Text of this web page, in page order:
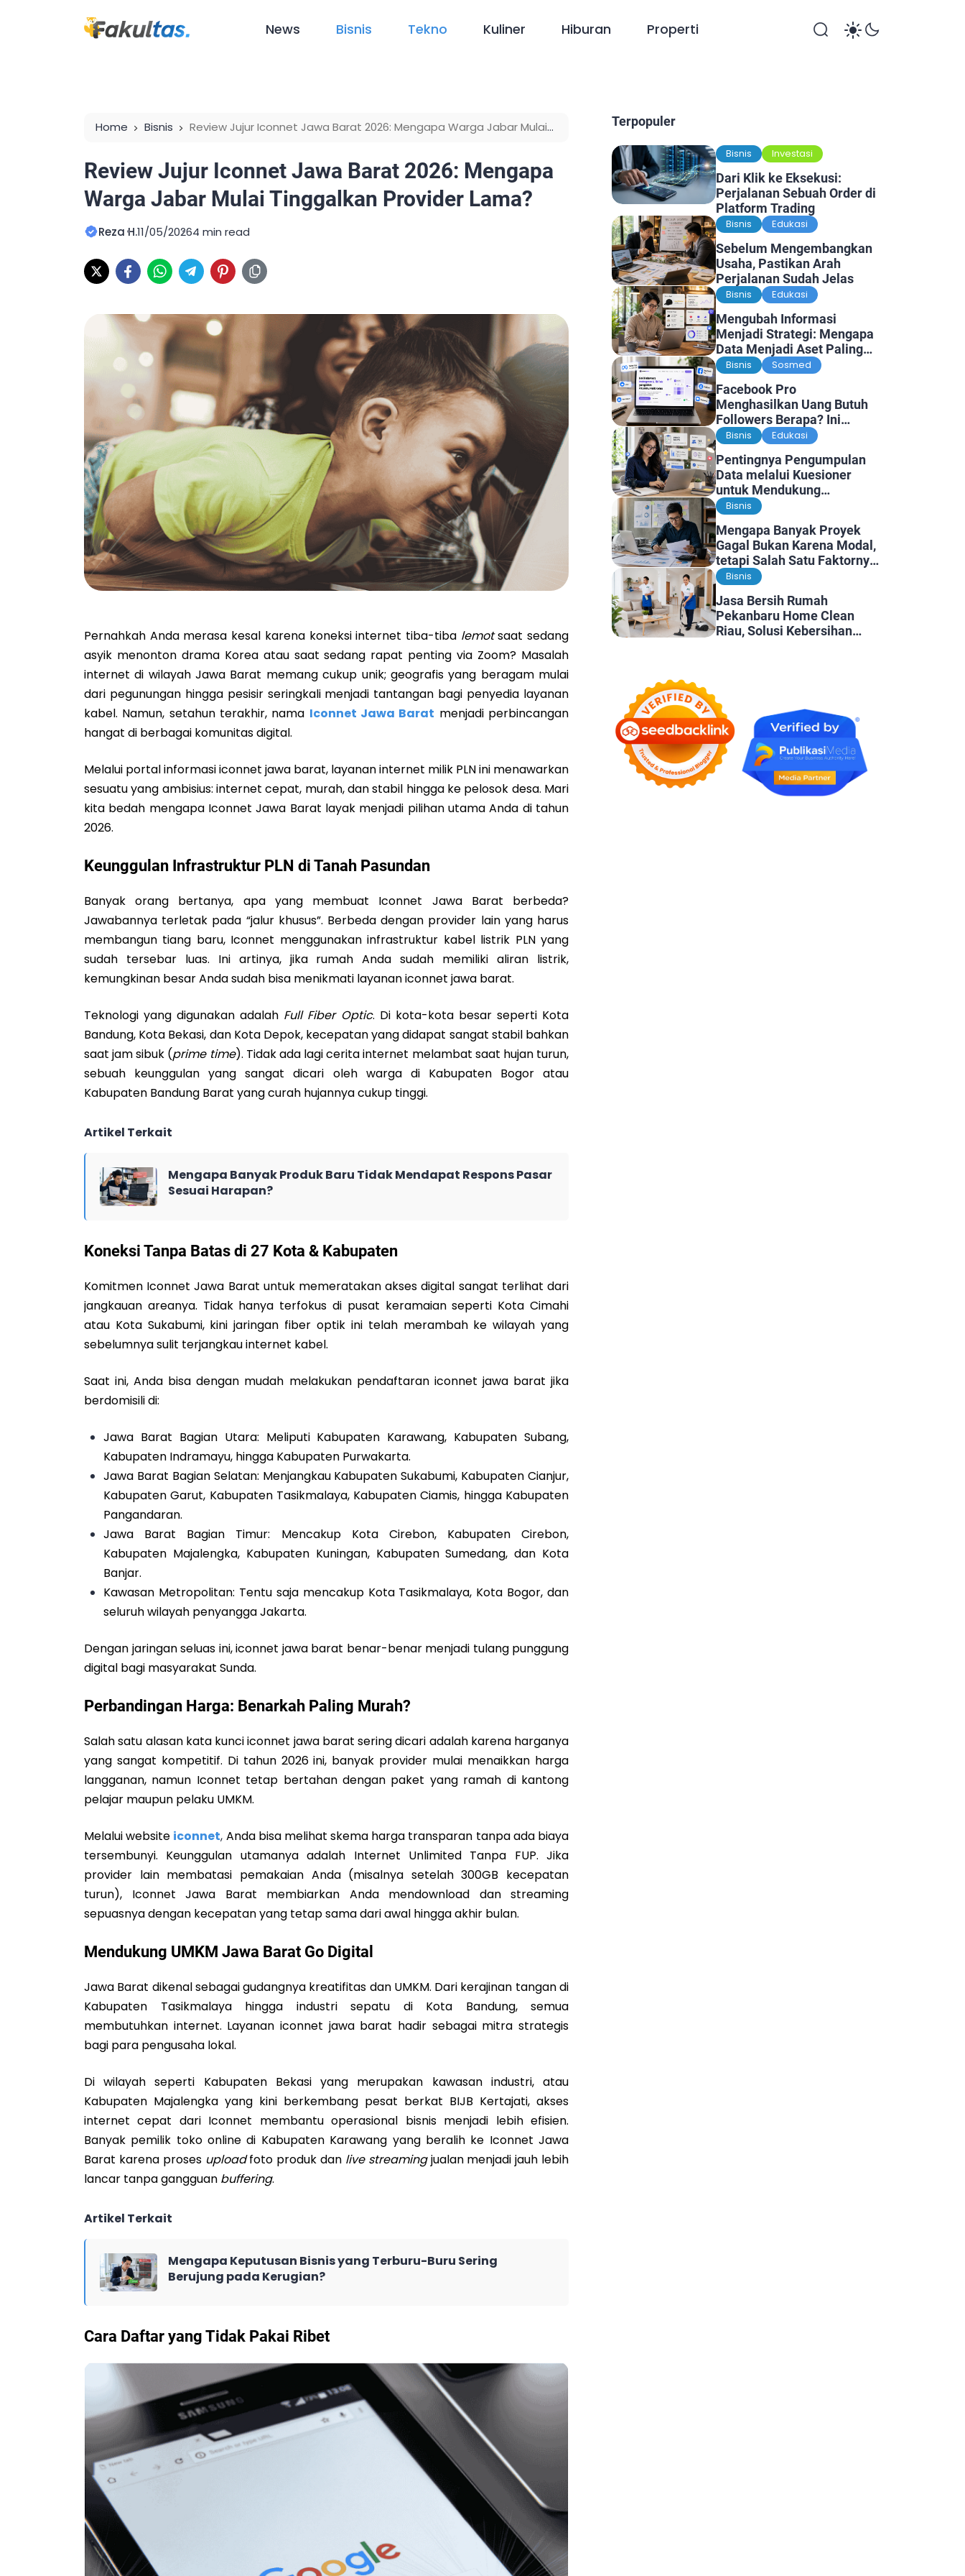
News Bisnis Tekno Kuliner Hiburan Properti
Home Bisnis
Review Jujur Iconnet Jawa Barat 2026: Mengapa Warga Jabar Mulai
Review Jujur Iconnet Jawa Barat 2026: Mengapa
Warga Jabar Mulai Tinggalkan Provider Lama?
Reza H.11/05/20264 min read
Pernahkah Anda merasa kesal karena koneksi internet tiba-tiba lemotsaat sedang
asyik menonton drama Korea atau saat sedang rapat penting via Zoom? Masalah
internet di wilayah Jawa Barat memang cukup unik; geografis yang beragam mulai
dari pegunungan hingga pesisir seringkali menjadi tantangan bagi penyedia layanan
kabel. Namun, setahun terakhir, nama Iconnet Jawa Barat menjadi perbincangan
hangat di berbagai komunitas digital.
Melalui portal informasiiconnet jawa barat, layanan internet milik PLN ini menawarkan
sesuatu yang ambisius: internet cepat, murah, dan stabil hingga ke pelosok desa. Mari
kita bedah mengapa Iconnet Jawa Barat layak menjadi pilihan utama Anda di tahun
2026.
Keunggulan Infrastruktur PLN di Tanah Pasundan
Banyak orang bertanya, apa yang membuat Iconnet Jawa Barat berbeda?
Jawabannya terletak pada “jalur khusus”. Berbeda dengan provider lain yang harus
membangun tiang baru, Iconnet menggunakan infrastruktur kabel listrik PLN yang
sudah tersebar luas. Ini artinya, jika rumah Anda sudah memiliki aliran listrik,
kemungkinan besar Anda sudah bisa menikmati layanan iconnet jawa barat.
Teknologi yang digunakan adalah Full Fiber Optic. Di kota-kota besar seperti Kota
Bandung, Kota Bekasi, dan Kota Depok, kecepatan yang didapat sangat stabil bahkan
saat jam sibuk (prime time). Tidak ada lagi cerita internet melambat saat hujan turun,
sebuah keunggulan yang sangat dicari oleh warga di Kabupaten Bogor atau
Kabupaten Bandung Barat yang curah hujannya cukup tinggi.
Artikel Terkait
Mengapa Banyak Produk Baru Tidak Mendapat Respons Pasar
Sesuai Harapan?
Koneksi Tanpa Batas di 27 Kota & Kabupaten
Komitmen Iconnet Jawa Barat untuk memeratakan akses digital sangat terlihat dari
jangkauan areanya. Tidak hanya terfokus di pusat keramaian seperti Kota Cimahi
atau Kota Sukabumi, kini jaringan fiber optik ini telah merambah ke wilayah yang
sebelumnya sulit terjangkau internet kabel.
Saat ini, Anda bisa dengan mudah melakukan pendaftaran iconnet jawa barat jika
berdomisili di:
Jawa Barat Bagian Utara: Meliputi Kabupaten Karawang, Kabupaten Subang,
Kabupaten Indramayu, hingga Kabupaten Purwakarta.
Jawa Barat Bagian Selatan: Menjangkau Kabupaten Sukabumi, Kabupaten Cianjur,
Kabupaten Garut, Kabupaten Tasikmalaya, Kabupaten Ciamis, hingga Kabupaten
Pangandaran.
Jawa Barat Bagian Timur: Mencakup Kota Cirebon, Kabupaten Cirebon,
Kabupaten Majalengka, Kabupaten Kuningan, Kabupaten Sumedang, dan Kota
Banjar.
Kawasan Metropolitan: Tentu saja mencakup Kota Tasikmalaya, Kota Bogor, dan
seluruh wilayah penyangga Jakarta.
Dengan jaringan seluas ini, iconnet jawa barat benar-benar menjadi tulang punggung
digital bagi masyarakat Sunda.
Perbandingan Harga: Benarkah Paling Murah?
Salah satu alasan kata kunci iconnet jawa barat sering dicari adalah karena harganya
yang sangat kompetitif. Di tahun 2026 ini, banyak provider mulai menaikkan harga
langganan, namun Iconnet tetap bertahan dengan paket yang ramah di kantong
pelajar maupun pelaku UMKM.
Melalui website iconnet, Anda bisa melihat skema harga transparan tanpa ada biaya
tersembunyi. Keunggulan utamanya adalah Internet Unlimited Tanpa FUP. Jika
provider lain membatasi pemakaian Anda (misalnya setelah 300GB kecepatan
turun), Iconnet Jawa Barat membiarkan Anda mendownload dan streaming
sepuasnya dengan kecepatan yang tetap sama dari awal hingga akhir bulan.
Mendukung UMKM Jawa Barat Go Digital
Jawa Barat dikenal sebagai gudangnya kreatifitas dan UMKM. Dari kerajinan tangan di
Kabupaten Tasikmalaya hingga industri sepatu di Kota Bandung, semua
membutuhkan internet. Layanan iconnet jawa barat hadir sebagai mitra strategis
bagi para pengusaha lokal.
Di wilayah seperti Kabupaten Bekasi yang merupakan kawasan industri, atau
Kabupaten Majalengka yang kini berkembang pesat berkat BIJB Kertajati, akses
internet cepat dari Iconnet membantu operasional bisnis menjadi lebih efisien.
Banyak pemilik toko online di Kabupaten Karawang yang beralih ke Iconnet Jawa
Barat karena proses uploadfoto produk dan live streamingjualan menjadi jauh lebih
lancar tanpa gangguan buffering.
Artikel Terkait
Mengapa Keputusan Bisnis yang Terburu-Buru Sering
Berujung pada Kerugian?
Cara Daftar yang Tidak Pakai Ribet
Terpopuler
Bisnis Investasi
Dari Klik ke Eksekusi:
Perjalanan Sebuah Order di
Platform Trading
Bisnis Edukasi
Sebelum Mengembangkan
Usaha, Pastikan Arah
Perjalanan Sudah Jelas
Bisnis Edukasi
Mengubah Informasi
Menjadi Strategi: Mengapa
Data Menjadi Aset Paling
Berharga di Era Digital
Bisnis Sosmed
Facebook Pro
Menghasilkan Uang Butuh
Followers Berapa? Ini
Faktanya
Bisnis Edukasi
Pentingnya Pengumpulan
Data melalui Kuesioner
untuk Mendukung
Penelitian dan Pengambilan
Bisnis
Mengapa Banyak Proyek
Gagal Bukan Karena Modal,
tetapi Salah Satu Faktornya
Karena Tidak Pernah Diuji
Bisnis
Jasa Bersih Rumah
Pekanbaru Home Clean
Riau, Solusi Kebersihan